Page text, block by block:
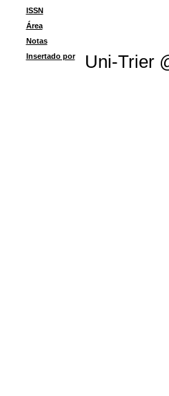
ISSN
Área
Notas
Insertado por
Uni-Trier